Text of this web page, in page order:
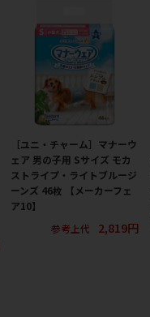
［ユニ・チャーム］マナーウ
ェア 男の子用 Sサイズ モカ
ストライプ・ライトブルージ
ーンズ 46枚 【メーカーフェ
ア10】
参考上代
2,819円